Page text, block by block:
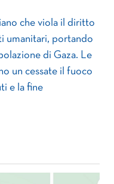
che viola il diritto
umanitari, portando
di Gaza. Le
un cessate il fuoco
e la fine